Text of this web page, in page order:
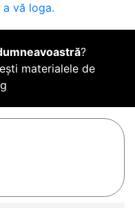
vă loga.
?
materialele de